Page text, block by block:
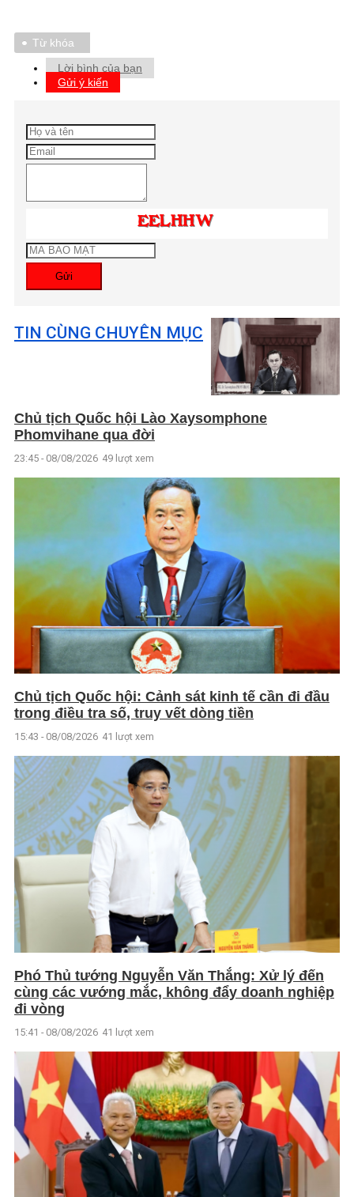
Từ khóa
Lời bình của bạn
Gửi ý kiến
Gửi
TIN CÙNG CHUYÊN MỤC
Chủ tịch Quốc hội Lào Xaysomphone
Phomvihane qua đời
23:45 - 08/08/2026 49 lượt xem
Chủ tịch Quốc hội: Cảnh sát kinh tế cần đi đầu
trong điều tra số, truy vết dòng tiền
15:43 - 08/08/2026 41 lượt xem
Phó Thủ tướng Nguyễn Văn Thắng: Xử lý đến
cùng các vướng mắc, không đẩy doanh nghiệp
đi vòng
15:41 - 08/08/2026 41 lượt xem